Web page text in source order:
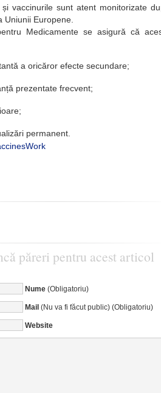
și vaccinurile sunt atent monitorizate
Uniunii Europene.
Medicamente se asigură că
a oricăror efecte secundare;
prezentate frecvent;
permanent.
păreri pentru acest articol
Nume(Obligatoriu)
Mail(Nu va fi făcut public) (Obligatoriu)
Website